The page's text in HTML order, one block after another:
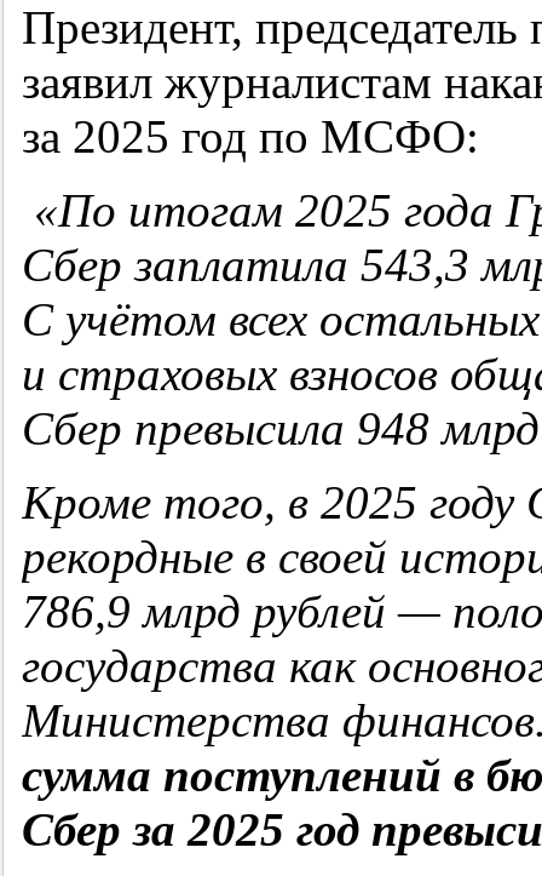
Президент,
заявил журналистам
за 2025 год по МСФО:
«По итогам 2025 года
Сбер заплатила 543,3
С учётом всех
и страховых взносов
Сбер превысила 948
Кроме того, в 2025 году
рекордные в своей
786,9 млрд рублей —
государства как
Министерства
сумма поступлений в
Сбер за 2025 год